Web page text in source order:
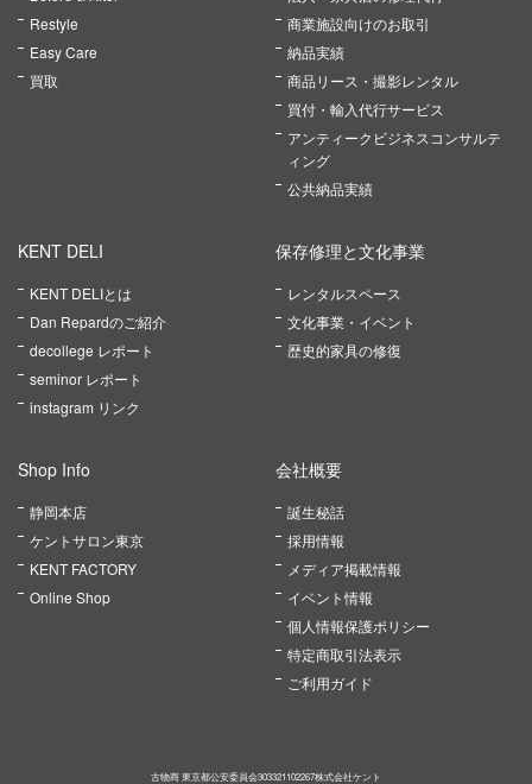
Restyle
Easy Care
買取
商業施設向けのお取引
納品実績
商品リース・撮影レンタル
買付・輸入代行サービス
アンティークビジネスコンサルテ
ィング
公共納品実績
KENT DELI
KENT DELIとは
Dan Repardのご紹介
decollege レポート
seminor レポート
instagram リンク
保存修理と文化事業
レンタルスペース
文化事業・イベント
歴史的家具の修復
Shop Info
静岡本店
ケントサロン東京
KENT FACTORY
Online Shop
会社概要
誕生秘話
採用情報
メディア掲載情報
イベント情報
個人情報保護ポリシー
特定商取引法表示
ご利用ガイド
古物商 東京都公安委員会303321102267株式会社ケント